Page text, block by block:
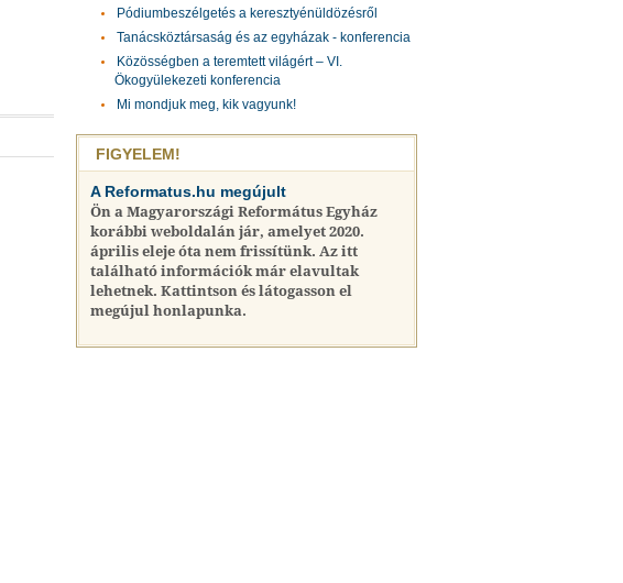
Pódiumbeszélgetés a keresztyénüldözésről
Tanácsköztársaság és az egyházak - konferencia
Közösségben a teremtett világért – VI.
Ökogyülekezeti konferencia
Mi mondjuk meg, kik vagyunk!
FIGYELEM!
A Reformatus.hu megújult
Ön a Magyarországi Református Egyház
korábbi weboldalán jár, amelyet 2020.
április eleje óta nem frissítünk. Az itt
található információk már elavultak
lehetnek. Kattintson és látogasson el
megújul honlapunka.